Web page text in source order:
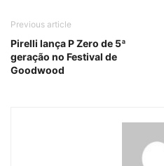
Previous article
Pirelli lança P Zero de 5ª
geração no Festival de
Goodwood